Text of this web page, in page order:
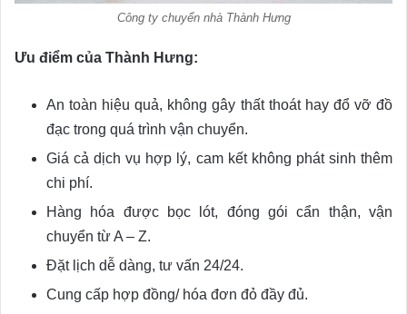
Công ty chuyển nhà Thành Hưng
Ưu điểm của Thành Hưng:
An toàn hiệu quả, không gây thất thoát hay đổ vỡ đồ
đạc trong quá trình vận chuyển.
Giá cả dịch vụ hợp lý, cam kết không phát sinh thêm
chi phí.
Hàng hóa được bọc lót, đóng gói cẩn thận, vận
chuyển từ A – Z.
Đặt lịch dễ dàng, tư vấn 24/24.
Cung cấp hợp đồng/ hóa đơn đỏ đầy đủ.